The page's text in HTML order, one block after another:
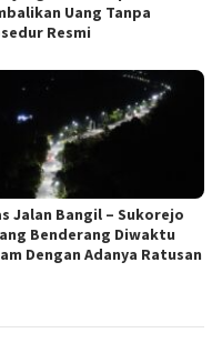
Uang Tanpa
Resmi
Jalan Bangil – Sukorejo
Benderang Diwaktu
Dengan Adanya Ratusan